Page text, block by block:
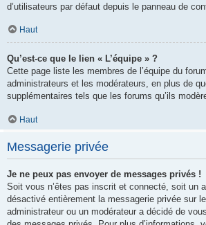
d’utilisateurs par défaut depuis le panneau de
Haut
Qu’est-ce que le lien « L’équipe » ?
Cette page liste les membres de l’équipe du
administrateurs et les modérateurs, en plus de
supplémentaires tels que les forums qu’ils
Haut
Messagerie privée
Je ne peux pas envoyer de messages privés !
Soit vous n’êtes pas inscrit et connecté, soit un
désactivé entièrement la messagerie privée sur
administrateur ou un modérateur a décidé de